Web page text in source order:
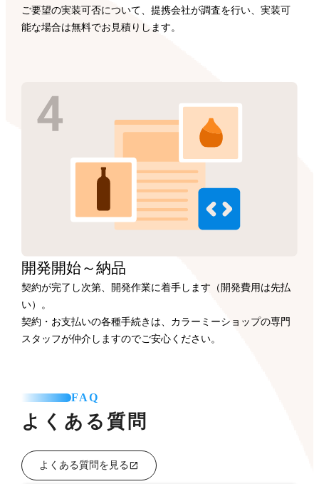
ご要望の実装可否について、提携会社が調査を行い、実装可
能な場合は無料でお見積りします。
開発開始～納品
契約が完了し次第、開発作業に着手します（開発費用は先払
い）。
契約・お支払いの各種手続きは、カラーミーショップの専門
スタッフが仲介しますのでご安心ください。
FAQ
よくある質問
よくある質問を見る